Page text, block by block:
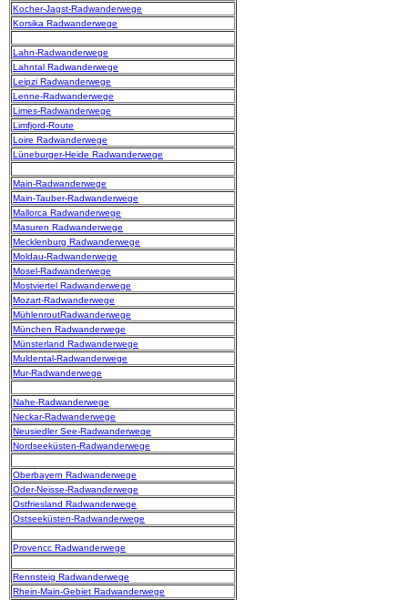
Kocher-Jagst-Radwanderwege
Korsika Radwanderwege
Lahn-Radwanderwege
Lahntal Radwanderwege
Leipzi Radwanderwege
Lenne-Radwanderwege
Limes-Radwanderwege
Limfjord-Route
Loire Radwanderwege
Lüneburger-Heide Radwanderwege
Main-Radwanderwege
Main-Tauber-Radwanderwege
Mallorca Radwanderwege
Masuren Radwanderwege
Mecklenburg Radwanderwege
Moldau-Radwanderwege
Mosel-Radwanderwege
Mostviertel Radwanderwege
Mozart-Radwanderwege
MühlenroutRadwanderwege
München Radwanderwege
Münsterland Radwanderwege
Muldental-Radwanderwege
Mur-Radwanderwege
Nahe-Radwanderwege
Neckar-Radwanderwege
Neusiedler See-Radwanderwege
Nordseeküsten-Radwanderwege
Oberbayern Radwanderwege
Oder-Neisse-Radwanderwege
Ostfriesland Radwanderwege
Ostseeküsten-Radwanderwege
Provencc Radwanderwege
Rennsteig Radwanderwege
Rhein-Main-Gebiet Radwanderwege